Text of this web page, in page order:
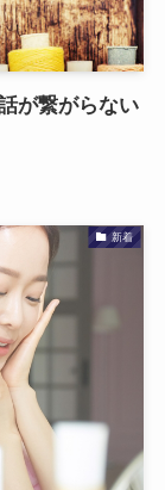
が繋がらない
新着